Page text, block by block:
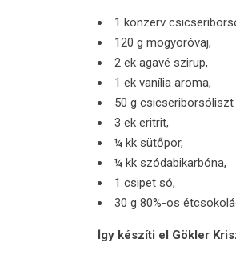
1 konzerv
120 g mogyoróvaj,
2 ek agavé szirup,
1 ek vanília aroma,
50 g
3 ek eritrit,
¼ kk sütőpor,
¼ kk szódabikarbóna,
1 csipet só,
30 g 80%-os
Így készíti el Gökler